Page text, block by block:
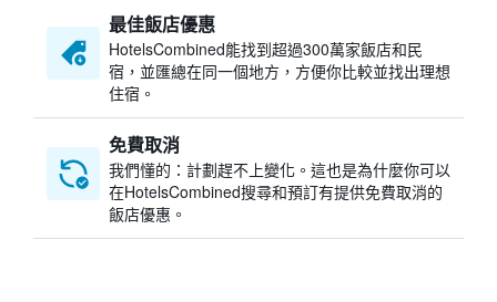
最佳飯店優惠
HotelsCombined​能找到超過300萬家飯店和民
宿，並匯總在同一個地方，方便你比較並找出理想
住宿。
免費取消
我們懂的：計劃趕不上變化。這也是為什麼你可以
在HotelsCombined搜尋和預訂有提供免費取消的
飯店優惠。